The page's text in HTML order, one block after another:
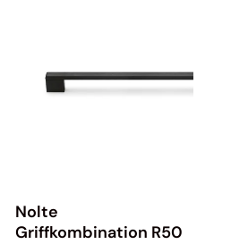
Nolte
Griffkombination R50